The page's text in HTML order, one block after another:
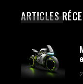
ARTICLES